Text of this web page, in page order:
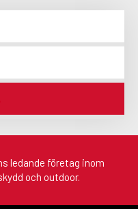
ledande företag inom
och outdoor.